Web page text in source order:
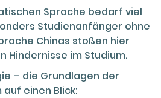
Sprache bedarf viel
Studienanfänger ohne
Chinas stoßen hier
Hindernisse im Studium.
– die Grundlagen der
einen Blick: